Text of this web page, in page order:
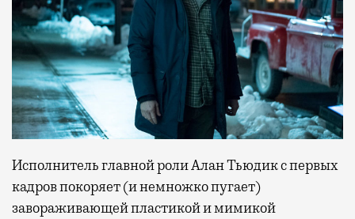
Исполнитель главной роли Алан Тьюдик с первых
кадров покоряет (и немножко пугает)
завораживающей пластикой и мимикой